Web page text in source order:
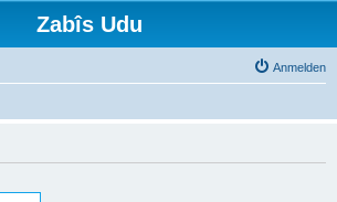
Zabîs Udu
Anmelden